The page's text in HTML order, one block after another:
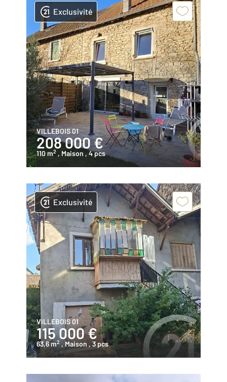
Exclusivité
VILLEBOIS 01
208 000 €
110 m2 , Maison , 4 pcs
Exclusivité
VILLEBOIS 01
115 000 €
63,6 m2 , Maison , 3 pcs